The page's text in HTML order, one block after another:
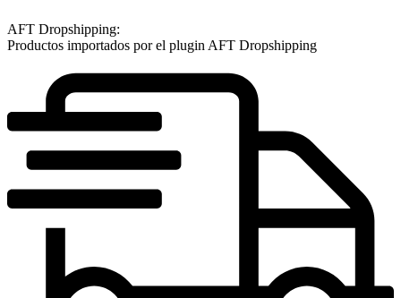
AFT Dropshipping:
Productos importados por el plugin AFT Dropshipping